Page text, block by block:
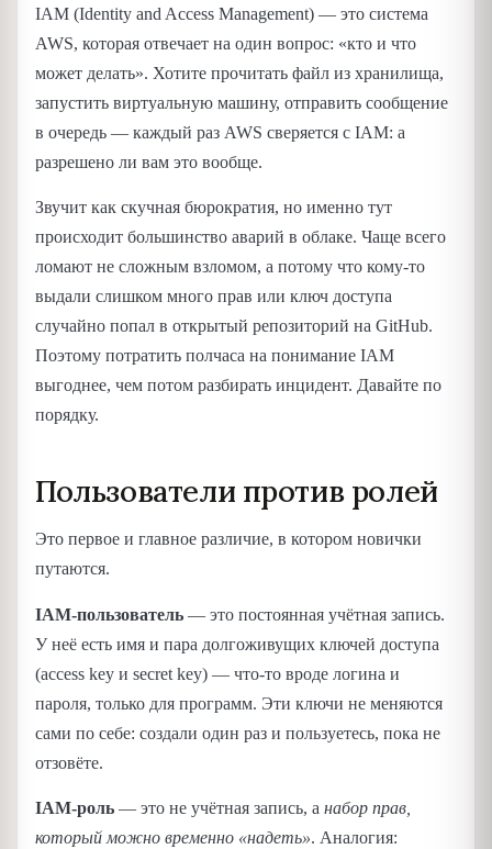
IAM (Identity and Access Management) — это система
AWS, которая отвечает на один вопрос: «кто и что
может делать». Хотите прочитать файл из хранилища,
запустить виртуальную машину, отправить сообщение
в очередь — каждый раз AWS сверяется с IAM: а
разрешено ли вам это вообще.
Звучит как скучная бюрократия, но именно тут
происходит большинство аварий в облаке. Чаще всего
ломают не сложным взломом, а потому что кому-то
выдали слишком много прав или ключ доступа
случайно попал в открытый репозиторий на GitHub.
Поэтому потратить полчаса на понимание IAM
выгоднее, чем потом разбирать инцидент. Давайте по
порядку.
Пользователи против ролей
Это первое и главное различие, в котором новички
путаются.
IAM-пользователь — это постоянная учётная запись.
У неё есть имя и пара долгоживущих ключей доступа
(access key и secret key) — что-то вроде логина и
пароля, только для программ. Эти ключи не меняются
сами по себе: создали один раз и пользуетесь, пока не
отзовёте.
IAM-роль — это не учётная запись, а набор прав,
который можно временно «надеть». Аналогия: